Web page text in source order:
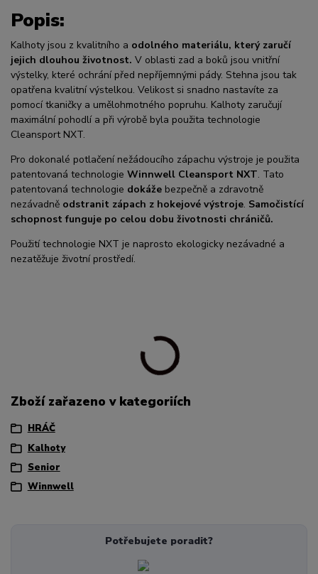
Popis:
Kalhoty jsou z kvalitního a odolného materiálu, který zaručí
jejich dlouhou životnost. V oblasti zad a boků jsou vnitřní
výstelky, které ochrání před nepříjemnými pády. Stehna jsou tak
opatřena kvalitní výstelkou. Velikost si snadno nastavíte za
pomocí tkaničky a umělohmotného popruhu. Kalhoty zaručují
maximální pohodlí a při výrobě byla použita technologie
Cleansport NXT.
Pro dokonalé potlačení nežádoucího zápachu výstroje je použita
patentovaná technologie Winnwell Cleansport NXT. Tato
patentovaná technologie dokáže bezpečně a zdravotně
nezávadně odstranit zápach z hokejové výstroje. Samočistící
schopnost funguje po celou dobu životnosti chráničů.
Použití technologie NXT je naprosto ekologicky nezávadné a
nezatěžuje životní prostředí.
Zboží zařazeno v kategoriích
HRÁČ
Kalhoty
Senior
Winnwell
Potřebujete poradit?